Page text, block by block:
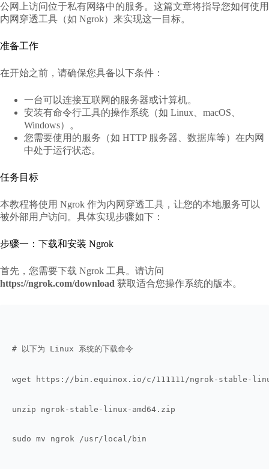
公网上访问位于私有网络中的服务。这篇文章将指导您如何使用
内网穿透工具（如 Ngrok）来实现这一目标。
准备工作
在开始之前，请确保您具备以下条件：
一台可以连接互联网的服务器或计算机。
安装有命令行工具的操作系统（如 Linux、macOS、
Windows）。
您需要使用的服务（如 HTTP 服务器、数据库等）在内网
中处于运行状态。
任务目标
本教程将使用 Ngrok 作为内网穿透工具，让您的本地服务可以
被外部用户访问。具体实现步骤如下：
步骤一：下载和安装 Ngrok
首先，您需要下载 Ngrok 工具。请访问
https://ngrok.com/download 获取适合您操作系统的版本。
# 以下为 Linux 系统的下载命令
wget https://bin.equinox.io/c/111111/ngrok-stable-
unzip ngrok-stable-linux-amd64.zip
sudo mv ngrok /usr/local/bin